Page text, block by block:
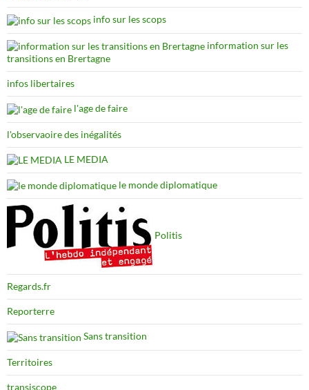
info sur les scops
information sur les
transitions en Brertagne
infos libertaires
l'age de faire
l'observaoire des inégalités
LE MEDIA
le monde diplomatique
Politis
Regards.fr
Reporterre
Sans transition
Territoires
transiscope